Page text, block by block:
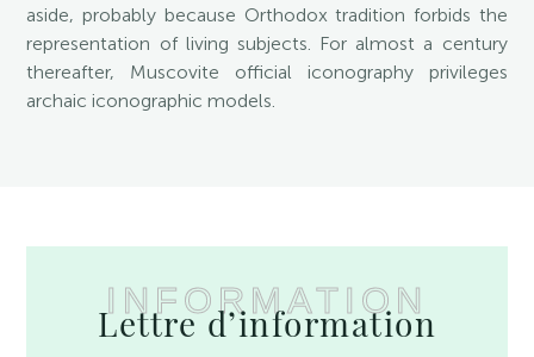
aside, probably because Orthodox tradition forbids the
representation of living subjects. For almost a century
thereafter, Muscovite official iconography privileges
archaic iconographic models.
INFORMATION
Lettre d’information